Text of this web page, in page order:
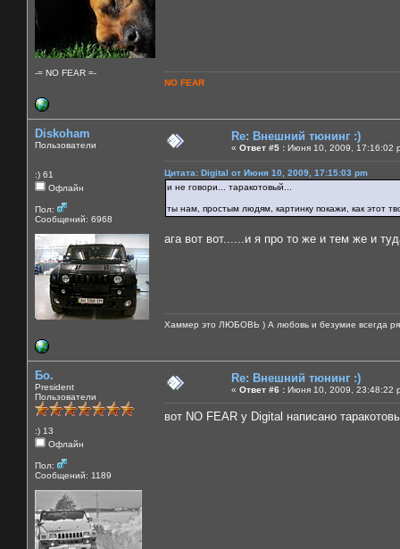
-= NO FEAR =-
NO FEAR
Diskoham
Пользователи
:) 61
Офлайн
Пол:
Сообщений: 6968
Re: Внешний тюнинг :)
« Ответ #5 : Июня 10, 2009, 17:16:02
Цитата: Digital от Июня 10, 2009, 17:15:03 pm
и не говори... таракотовый...
ты нам, простым людям, картинку покажи, как этот
ага вот вот......и я про то же и тем же и
Хаммер это ЛЮБОВЬ ) А любовь и безумие всегда
Бо.
President
Пользователи
:) 13
Офлайн
Пол:
Сообщений: 1189
Re: Внешний тюнинг :)
« Ответ #6 : Июня 10, 2009, 23:48:22
вот NO FEAR у Digital написано